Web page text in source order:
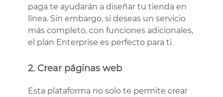
paga te ayudarán a diseñar tu tienda en
línea. Sin embargo, si deseas un servicio
más completo, con funciones adicionales,
el plan Enterprise es perfecto para ti.
2. Crear páginas web
Esta plataforma no solo te permite crear